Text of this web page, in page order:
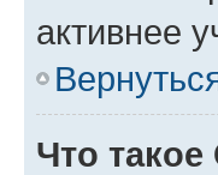
активнее
Что такое